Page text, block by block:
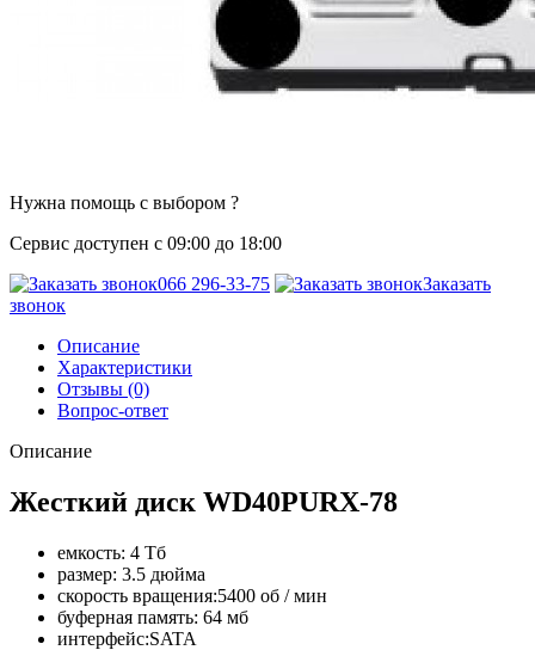
Нужна помощь с выбором ?
Сервис доступен с 09:00 до 18:00
066 296-33-75
Заказать
звонок
Описание
Характеристики
Отзывы (0)
Вопрос-ответ
Описание
Жесткий диск WD40PURX-78
емкость: 4 Тб
размер: 3.5 дюйма
скорость вращения:5400 об / мин
буферная память: 64 мб
интерфейс:SATA